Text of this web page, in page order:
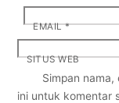
EMAIL*
SITUS WEB
Simpan
ini untuk komentar